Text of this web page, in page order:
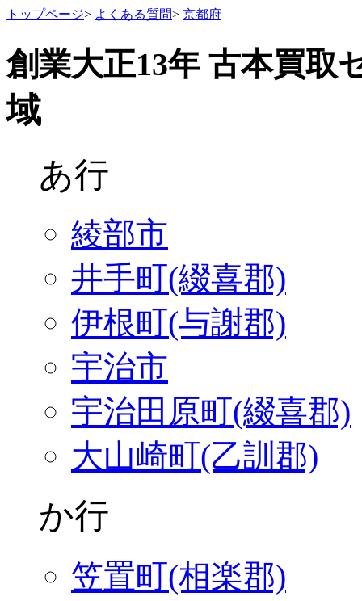
トップページ> よくある質問> 京都府
創業大正13年 古本買取
域
あ行
綾部市
井手町(綴喜郡)
伊根町(与謝郡)
宇治市
宇治田原町(綴喜郡)
大山崎町(乙訓郡)
か行
笠置町(相楽郡)